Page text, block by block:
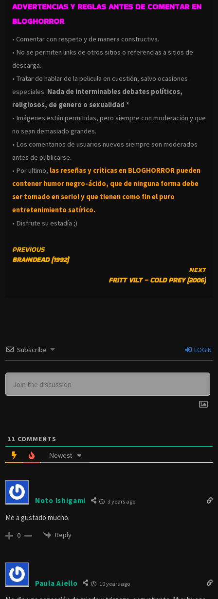
ADVERTENCIAS Y REGLAS ANTES DE COMENTAR EN
BLOGHORROR
• Comentar con respeto y de manera constructiva.
• No se permiten links de otros sitios o referencias a sitios de
descarga.
• Tratar de hablar de la pelicula en cuestión, salvo ocasiones
especiales. Nada de interminables debates políticos,
religiosos, de genero o sexualidad *
• Imágenes están permitidas, pero siempre con moderación y que
no sean demasiado grandes.
• Los comentarios de usuarios nuevos siempre son moderados
antes de publicarse.
• Por ultimo, las reseñas y criticas en BLOGHORROR pueden
contener humor negro-ácido, que de ninguna forma debe
ser tomado en serio! y que tienen como fin el puro
entretenimiento satírico.
• Disfrute su estadía ;)
CONTINUE
READING
PREVIOUS
BRAINDEAD (1992)
NEXT
FRITT VILT – COLD PREY (2006)
Subscribe LOGIN
11 COMMENTS
Newest
Noto Ishigami 3 years ago
Me a gustado mucho.
0 Reply
Paula Aiello 10 years ago